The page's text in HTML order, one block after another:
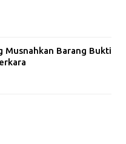
Musnahkan Barang Bukti